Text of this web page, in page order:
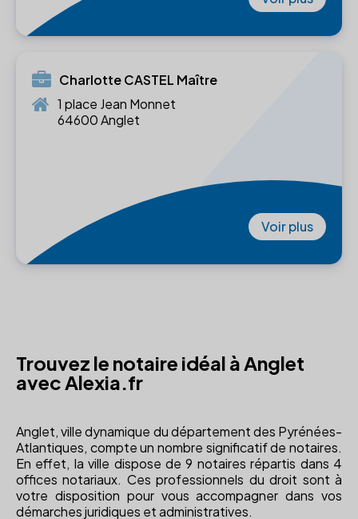
Charlotte CASTEL Maître
1 place Jean Monnet
64600 Anglet
Voir plus
Trouvez le notaire idéal à Anglet
avec Alexia.fr
Anglet, ville dynamique du département des Pyrénées-
Atlantiques, compte un nombre significatif de notaires.
En effet, la ville dispose de 9 notaires répartis dans 4
offices notariaux. Ces professionnels du droit sont à
votre disposition pour vous accompagner dans vos
démarches juridiques et administratives.